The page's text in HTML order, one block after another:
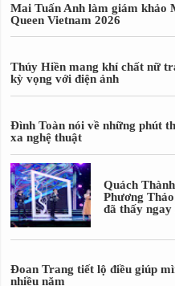
Mai Tuấn Anh làm giám khảo
Queen Vietnam 2026
Thúy Hiền mang khí chất nữ
kỳ vọng với điện ảnh
Đình Toàn nói về những phút
xa nghệ thuật
Quách
Phương
đã thấy ngay
Đoan Trang tiết lộ điều giúp
nhiều năm